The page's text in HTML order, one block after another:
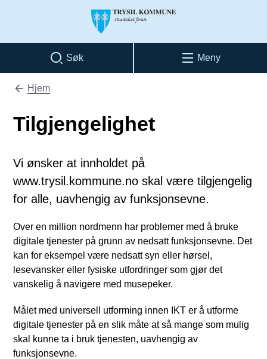
Trysil kommune
Søk Meny
Du er her:
Hjem
Tilgjengelighet
Vi ønsker at innholdet på
www.trysil.kommune.no skal være tilgjengelig
for alle, uavhengig av funksjonsevne.
Over en million nordmenn har problemer med å bruke
digitale tjenester på grunn av nedsatt funksjonsevne. Det
kan for eksempel være nedsatt syn eller hørsel,
lesevansker eller fysiske utfordringer som gjør det
vanskelig å navigere med musepeker.
Målet med universell utforming innen IKT er å utforme
digitale tjenester på en slik måte at så mange som mulig
skal kunne ta i bruk tjenesten, uavhengig av
funksjonsevne.